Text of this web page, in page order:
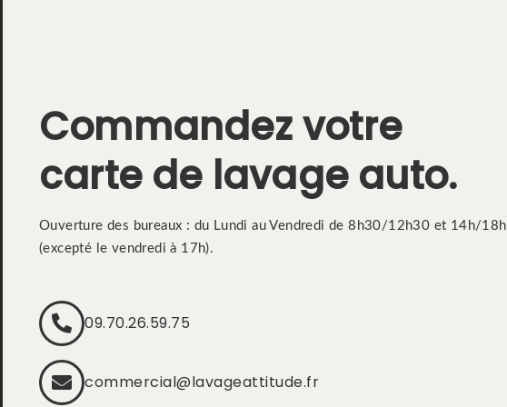
Commandez votre
carte de lavage auto.
Ouverture des bureaux : du Lundi au Vendredi de 8h30/12h30 et 14h/18h
(excepté le vendredi à 17h).
09.70.26.59.75
commercial@lavageattitude.fr